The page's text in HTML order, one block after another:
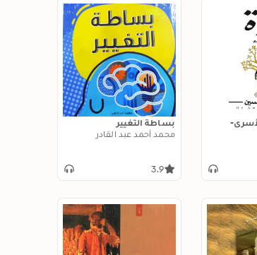
بساطة التغيير
محمد أحمد عبد القادر
3.9